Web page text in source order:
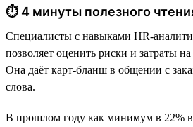
⏱ 4 минуты полезного
Специалисты с навыками HR-
позволяет оценить риски и затраты
Она даёт карт-бланш в общении с
слова.
В прошлом году как минимум в 22%